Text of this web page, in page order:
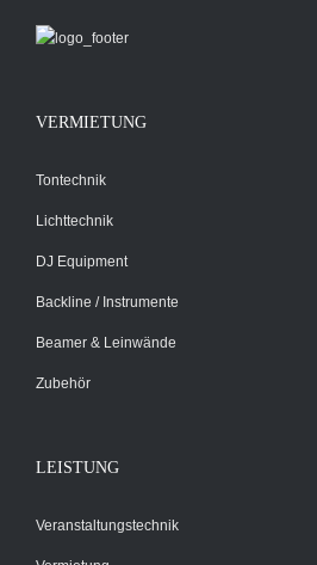
VERMIETUNG
Tontechnik
Lichttechnik
DJ Equipment
Backline / Instrumente
Beamer & Leinwände
Zubehör
LEISTUNG
Veranstaltungstechnik